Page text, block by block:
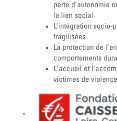
perte d’autonomie
le lien social
L’intégration socio-
fragilisées
La protection de
comportements
L'accueil et
victimes de